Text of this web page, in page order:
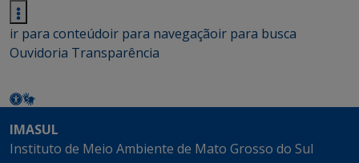
ir para conteúdoir para navegaçãoir para busca
Ouvidoria Transparência
IMASUL
Instituto de Meio Ambiente de Mato Grosso do Sul